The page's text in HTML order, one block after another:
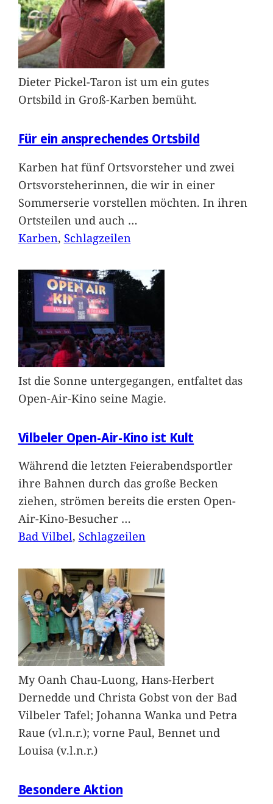
Dieter Pickel-Taron ist um ein gutes
Ortsbild in Groß-Karben bemüht.
Für ein ansprechendes Ortsbild
Karben hat fünf Ortsvorsteher und zwei
Ortsvorsteherinnen, die wir in einer
Sommerserie vorstellen möchten. In ihren
Ortsteilen und auch …
Karben, Schlagzeilen
Ist die Sonne untergegangen, entfaltet das
Open-Air-Kino seine Magie.
Vilbeler Open-Air-Kino ist Kult
Während die letzten Feierabendsportler
ihre Bahnen durch das große Becken
ziehen, strömen bereits die ersten Open-
Air-Kino-Besucher …
Bad Vilbel, Schlagzeilen
My Oanh Chau-Luong, Hans-Herbert
Dernedde und Christa Gobst von der Bad
Vilbeler Tafel; Johanna Wanka und Petra
Raue (vl.n.r.); vorne Paul, Bennet und
Louisa (v.l.n.r.)
Besondere Aktion